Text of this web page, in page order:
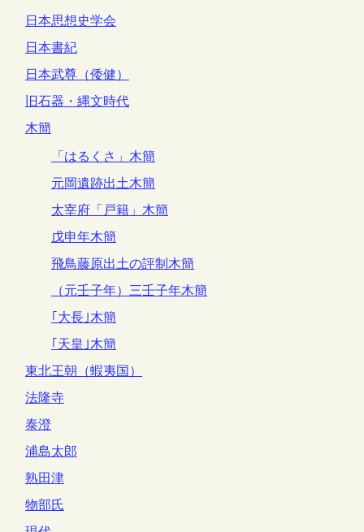
日本思想史学会
日本書紀
日本武尊（倭健）
旧石器・縄文時代
木簡
「はるくさ」木簡
元岡遺跡出土木簡
太宰府「戸籍」木簡
戊申年木簡
飛鳥藤原出土の評制木簡
（元壬子年）三壬子年木簡
｢大長｣木簡
｢天皇｣木簡
東北王朝（蝦夷国）
法隆寺
泰澄
浦島太郎
熟田津
物部氏